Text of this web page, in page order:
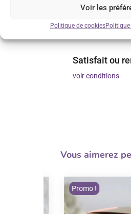
Voir les
Politique de cookies
Satisfait ou
voir conditions
Vous aimerez
Promo !